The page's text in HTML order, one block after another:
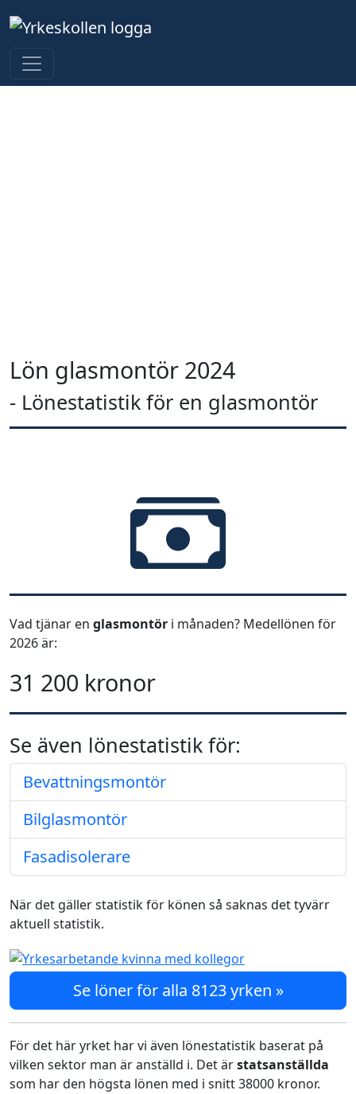
Lön glasmontör 2024
- Lönestatistik för en glasmontör
Vad tjänar en glasmontör i månaden? Medellönen för
2026 är:
31 200 kronor
Se även lönestatistik för:
Bevattningsmontör
Bilglasmontör
Fasadisolerare
När det gäller statistik för könen så saknas det tyvärr
aktuell statistik.
Se löner för alla 8123 yrken »
För det här yrket har vi även lönestatistik baserat på
vilken sektor man är anställd i. Det ärstatsanställda
som har den högsta lönen med i snitt 38000 kronor.